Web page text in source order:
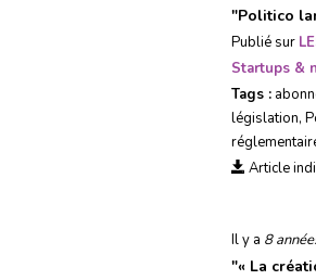
"Politico
Publié sur
Startups &
Tags :
législation,
Article
Il y a 8
"« La